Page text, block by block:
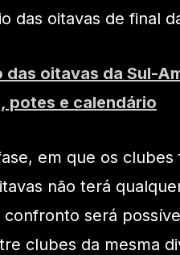
das oitavas de final
das oitavas da Sul-
potes e calendário
em que os
não terá
será
clubes da mesma